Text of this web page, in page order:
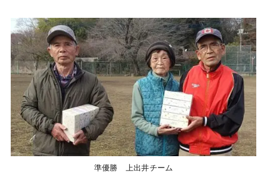
準優勝 上出井チーム